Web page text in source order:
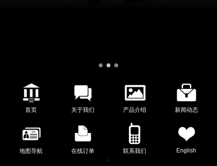
首页 关于我们 产品介绍 新闻动态
地图导航 在线订单 联系我们 English